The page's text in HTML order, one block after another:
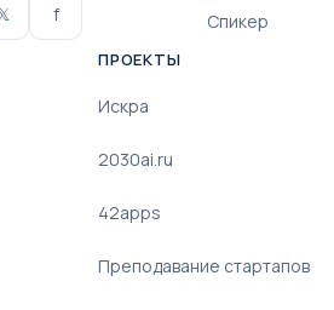
f Спикер
ПРОЕКТЫ
Искра
2030ai.ru
42apps
Преподавание стартапов